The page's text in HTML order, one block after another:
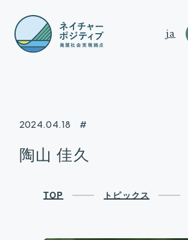
NATURE
POSITIVE
ja
2024.04.18 #
陶山 佳久
TOP トピックス